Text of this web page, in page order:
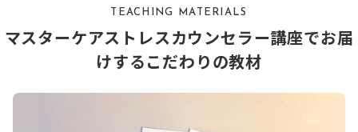
TEACHING MATERIALS
マスターケアストレスカウンセラー講座でお届
けするこだわりの教材